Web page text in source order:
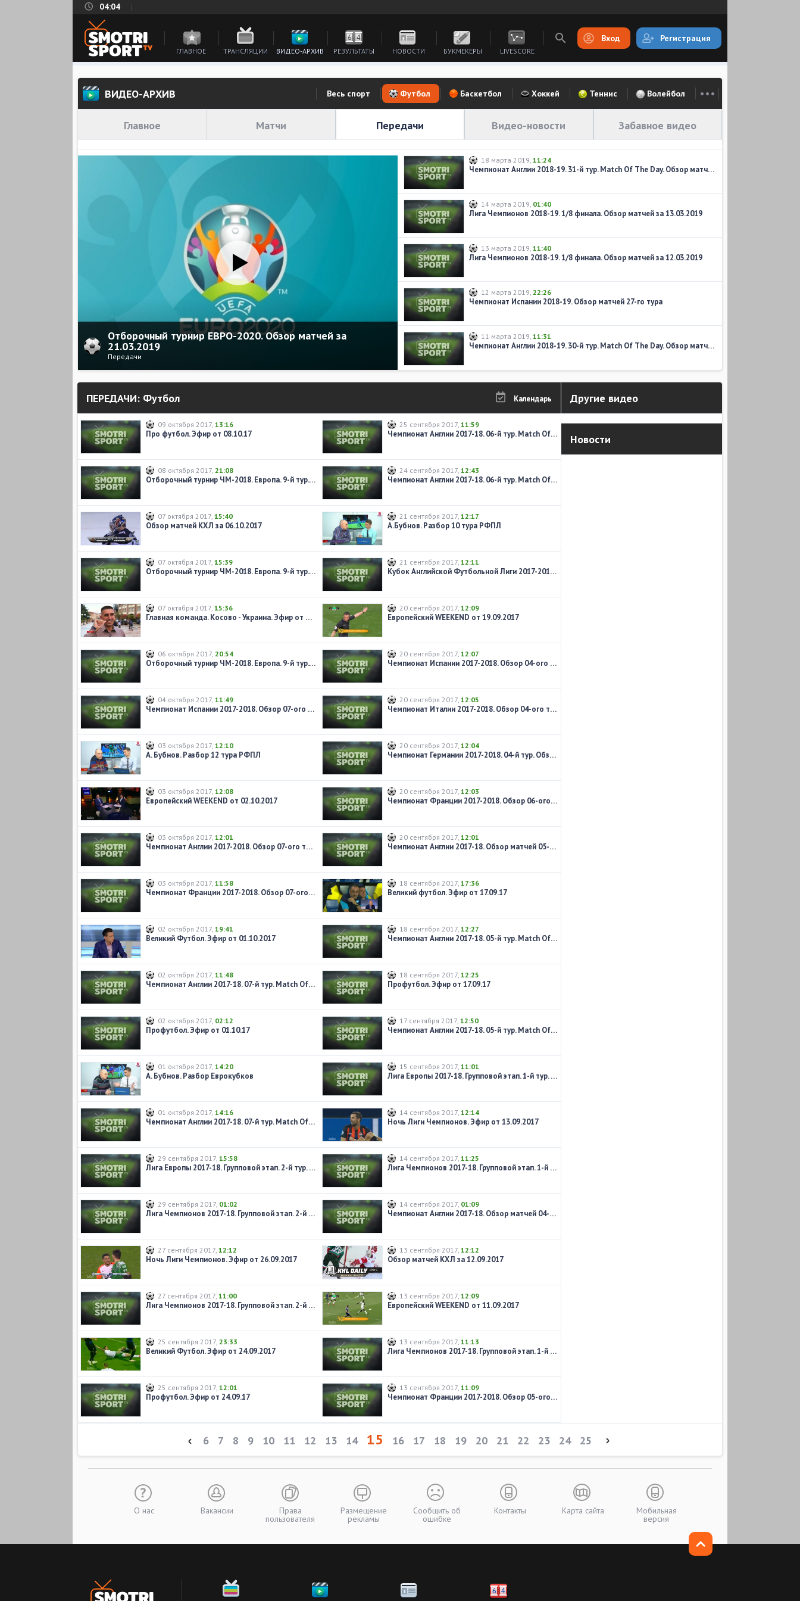
04:04
ГЛАВНОЕ ТРАНСЛЯЦИИ ВИДЕО-АРХИВ РЕЗУЛЬТАТЫ НОВОСТИ БУКМЕКЕРЫ LIVESCORE
Вход Регистрация
ВИДЕО-АРХИВ Весь спорт Футбол Баскетбол Хоккей Теннис Волейбол
Главное Матчи Передачи Видео-новости Забавное видео
Отборочный турнир ЕВРО-2020. Обзор матчей за
21.03.2019
Передачи
18 марта 2019, 11:24
Чемпионат Англии 2018-19. 31-й тур. Match Of The Day. Обзор матчей воскресенья
14 марта 2019, 01:40
Лига Чемпионов 2018-19. 1/8 финала. Обзор матчей за 13.03.2019
13 марта 2019, 11:40
Лига Чемпионов 2018-19. 1/8 финала. Обзор матчей за 12.03.2019
12 марта 2019, 22:26
Чемпионат Испании 2018-19. Обзор матчей 27-го тура
11 марта 2019, 11:31
Чемпионат Англии 2018-19. 30-й тур. Match Of The Day. Обзор матчей воскресенья
Календарь
ПЕРЕДАЧИ: Футбол
09 октября 2017, 13:16
Про футбол. Эфир от 08.10.17
08 октября 2017, 21:08
Отборочный турнир ЧМ-2018. Европа. 9-й тур. Обзор матчей за 07.10.2017
07 октября 2017, 15:40
Обзор матчей КХЛ за 06.10.2017
07 октября 2017, 15:39
Отборочный турнир ЧМ-2018. Европа. 9-й тур. Обзор матчей за 06.10.2017
07 октября 2017, 15:36
Главная команда. Косово - Украина. Эфир от 06.10.17
06 октября 2017, 20:54
Отборочный турнир ЧМ-2018. Европа. 9-й тур. Обзор матчей за 05.10.2017
04 октября 2017, 11:49
Чемпионат Испании 2017-2018. Обзор 07-ого тура
03 октября 2017, 12:10
А. Бубнов. Разбор 12 тура РФПЛ
03 октября 2017, 12:08
Европейский WEEKEND от 02.10.2017
03 октября 2017, 12:01
Чемпионат Англии 2017-2018. Обзор 07-ого тура
03 октября 2017, 11:58
Чемпионат Франции 2017-2018. Обзор 07-ого тура
02 октября 2017, 19:41
Великий Футбол. Эфир от 01.10.2017
02 октября 2017, 11:48
Чемпионат Англии 2017-18. 07-й тур. Match Of The Day. Обзор матчей воскресенья
02 октября 2017, 02:12
Профутбол. Эфир от 01.10.17
01 октября 2017, 14:20
А. Бубнов. Разбор Еврокубков
01 октября 2017, 14:16
Чемпионат Англии 2017-18. 07-й тур. Match Of The Day. Обзор матчей субботы
29 сентября 2017, 15:58
Лига Европы 2017-18. Групповой этап. 2-й тур. Обзор матчей за 28.09.2017
29 сентября 2017, 01:02
Лига Чемпионов 2017-18. Групповой этап. 2-й тур. Обзор матчей за 27.09.2017
27 сентября 2017, 12:12
Ночь Лиги Чемпионов. Эфир от 26.09.2017
27 сентября 2017, 11:00
Лига Чемпионов 2017-18. Групповой этап. 2-й тур. Обзор матчей за 26.09.2017
25 сентября 2017, 23:33
Великий Футбол. Эфир от 24.09.2017
25 сентября 2017, 12:01
Профутбол. Эфир от 24.09.17
25 сентября 2017, 11:59
Чемпионат Англии 2017-18. 06-й тур. Match Of The Day. Обзор матчей воскресенья
24 сентября 2017, 12:43
Чемпионат Англии 2017-18. 06-й тур. Match Of The Day. Обзор матчей субботы
21 сентября 2017, 12:17
А.Бубнов. Разбор 10 тура РФПЛ
21 сентября 2017, 12:11
Кубок Английской Футбольной Лиги 2017-2018. 3-й раунд. Обзор матчей
20 сентября 2017, 12:09
Европейский WEEKEND от 19.09.2017
20 сентября 2017, 12:07
Чемпионат Испании 2017-2018. Обзор 04-ого тура
20 сентября 2017, 12:05
Чемпионат Италии 2017-2018. Обзор 04-ого тура
20 сентября 2017, 12:04
Чемпионат Германии 2017-2018. 04-й тур. Обзор тура
20 сентября 2017, 12:03
Чемпионат Франции 2017-2018. Обзор 06-ого тура
20 сентября 2017, 12:01
Чемпионат Англии 2017-18. Обзор матчей 05-го тура
18 сентября 2017, 17:36
Великий футбол. Эфир от 17.09.17
18 сентября 2017, 12:27
Чемпионат Англии 2017-18. 05-й тур. Match Of The Day. Обзор матчей воскресенья
18 сентября 2017, 12:25
Профутбол. Эфир от 17.09.17
17 сентября 2017, 12:50
Чемпионат Англии 2017-18. 05-й тур. Match Of The Day. Обзор матчей субботы
15 сентября 2017, 11:01
Лига Европы 2017-18. Групповой этап. 1-й тур. Обзор матчей за 14.09.2017
14 сентября 2017, 12:14
Ночь Лиги Чемпионов. Эфир от 13.09.2017
14 сентября 2017, 11:25
Лига Чемпионов 2017-18. Групповой этап. 1-й тур. Обзор матчей за 13.09.2017
14 сентября 2017, 01:09
Чемпионат Англии 2017-18. Обзор матчей 04-го тура
13 сентября 2017, 12:12
Обзор матчей КХЛ за 12.09.2017
13 сентября 2017, 12:09
Европейский WEEKEND от 11.09.2017
13 сентября 2017, 11:13
Лига Чемпионов 2017-18. Групповой этап. 1-й тур. Обзор матчей за 12.09.2017
13 сентября 2017, 11:09
Чемпионат Франции 2017-2018. Обзор 05-ого тура
Другие видео
Новости
6 7 8 9 10 11 12 13 14 15 16 17 18 19 20 21 22 23 24 25
О нас Вакансии Права
пользователя
Размещение
рекламы
Сообщить об
ошибке
Контакты Карта сайта Мобильная
версия